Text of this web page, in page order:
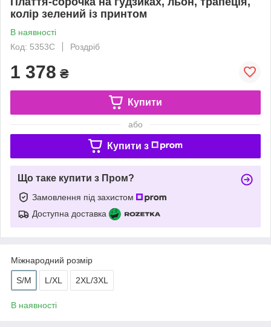
колір зелений із принтом
В наявності
Код: 5353С
Роздріб
1 378 ₴
Купити
або
Купити з
Що таке купити з Пром?
Замовлення під захистом
Доступна доставка
Міжнародний розмір
S/M L/XL 2XL/3XL
В наявності